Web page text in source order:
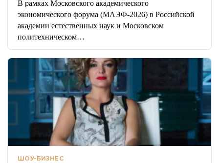
В рамках Московского академического
экономического форума (МАЭФ-2026) в Российской
академии естественных наук и Московском
политехническом…
ШОУ-БИЗНЕС